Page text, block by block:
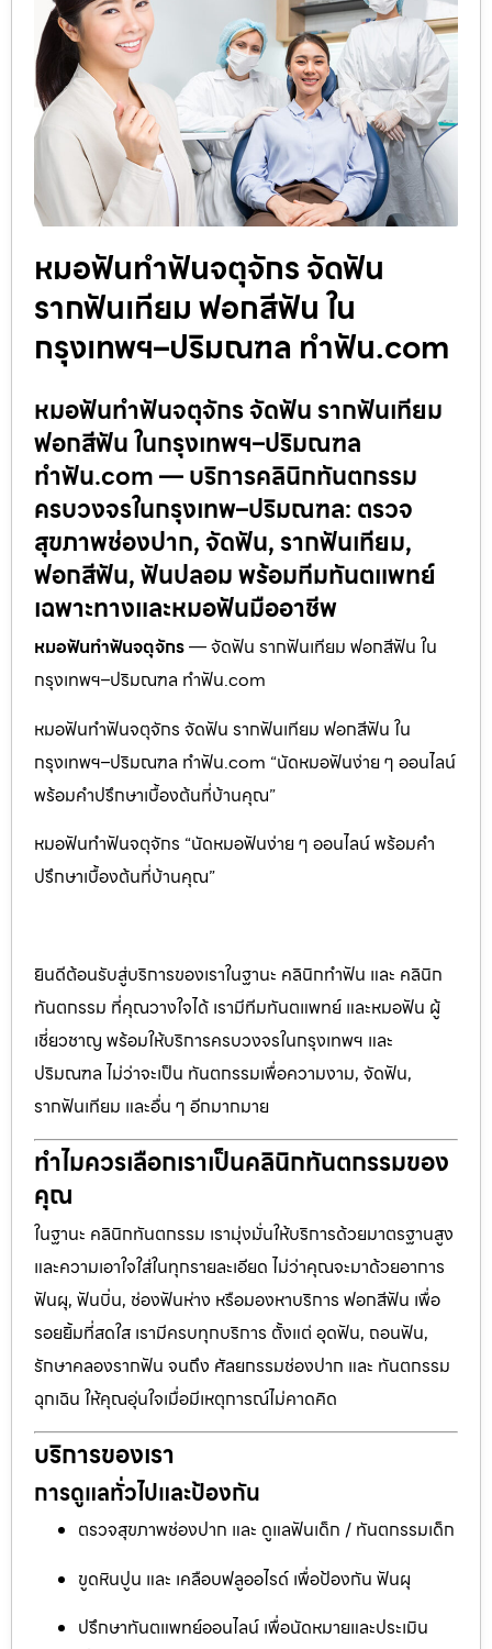
หมอฟันทำฟันจตุจักร จัดฟัน
รากฟันเทียม ฟอกสีฟัน ใน
กรุงเทพฯ–ปริมณฑล ทำฟัน.com
หมอฟันทำฟันจตุจักร จัดฟัน รากฟันเทียม
ฟอกสีฟัน ในกรุงเทพฯ–ปริมณฑล
ทำฟัน.com — บริการคลินิกทันตกรรม
ครบวงจรในกรุงเทพ–ปริมณฑล: ตรวจ
สุขภาพช่องปาก, จัดฟัน, รากฟันเทียม,
ฟอกสีฟัน, ฟันปลอม พร้อมทีมทันตแพทย์
เฉพาะทางและหมอฟันมืออาชีพ
หมอฟันทำฟันจตุจักร— จัดฟัน รากฟันเทียม ฟอกสีฟัน ใน
กรุงเทพฯ–ปริมณฑล ทำฟัน.com
หมอฟันทำฟันจตุจักร จัดฟัน รากฟันเทียม ฟอกสีฟัน ใน
กรุงเทพฯ–ปริมณฑล ทำฟัน.com “นัดหมอฟันง่าย ๆ ออนไลน์
พร้อมคำปรึกษาเบื้องต้นที่บ้านคุณ”
หมอฟันทำฟันจตุจักร “นัดหมอฟันง่าย ๆ ออนไลน์ พร้อมคำ
ปรึกษาเบื้องต้นที่บ้านคุณ”
ยินดีต้อนรับสู่บริการของเราในฐานะ คลินิกทำฟัน และ คลินิก
ทันตกรรม ที่คุณวางใจได้ เรามีทีมทันตแพทย์ และหมอฟัน ผู้
เชี่ยวชาญ พร้อมให้บริการครบวงจรในกรุงเทพฯ และ
ปริมณฑล ไม่ว่าจะเป็น ทันตกรรมเพื่อความงาม, จัดฟัน,
รากฟันเทียม และอื่น ๆ อีกมากมาย
ทำไมควรเลือกเราเป็นคลินิกทันตกรรมของ
คุณ
ในฐานะ คลินิกทันตกรรม เรามุ่งมั่นให้บริการด้วยมาตรฐานสูง
และความเอาใจใส่ในทุกรายละเอียด ไม่ว่าคุณจะมาด้วยอาการ
ฟันผุ, ฟันบิ่น, ช่องฟันห่าง หรือมองหาบริการ ฟอกสีฟัน เพื่อ
รอยยิ้มที่สดใส เรามีครบทุกบริการ ตั้งแต่ อุดฟัน, ถอนฟัน,
รักษาคลองรากฟัน จนถึง ศัลยกรรมช่องปาก และ ทันตกรรม
ฉุกเฉิน ให้คุณอุ่นใจเมื่อมีเหตุการณ์ไม่คาดคิด
บริการของเรา
การดูแลทั่วไปและป้องกัน
ตรวจสุขภาพช่องปาก และ ดูแลฟันเด็ก / ทันตกรรมเด็ก
ขูดหินปูน และ เคลือบฟลูออไรด์ เพื่อป้องกัน ฟันผุ
ปรึกษาทันตแพทย์ออนไลน์ เพื่อนัดหมายและประเมิน